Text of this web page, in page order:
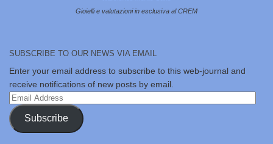
Gioielli e valutazioni in esclusiva al CREM
SUBSCRIBE TO OUR NEWS VIA EMAIL
Enter your email address to subscribe to this web-journal and
receive notifications of new posts by email.
Email
Address
Subscribe